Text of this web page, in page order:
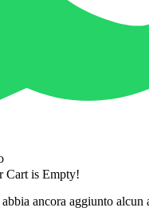
Cart is Empty!
ancora aggiunto alcun